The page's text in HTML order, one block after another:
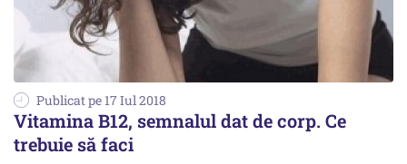
Publicat pe 17 Iul 2018
Vitamina B12, semnalul dat de corp. Ce
trebuie să faci